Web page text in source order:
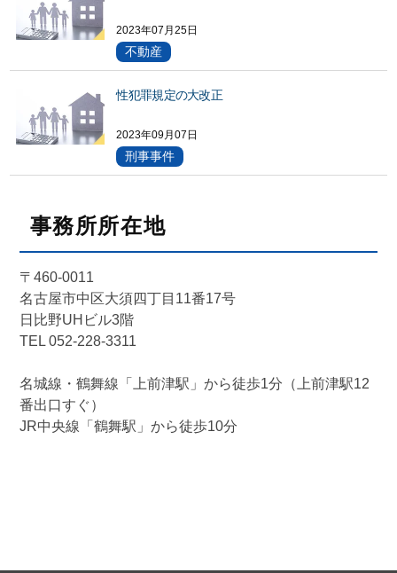
2023年07月25日
不動産
性犯罪規定の大改正
2023年09月07日
刑事事件
事務所所在地
〒460-0011
名古屋市中区大須四丁目11番17号
日比野UHビル3階
TEL 052-228-3311
名城線・鶴舞線「上前津駅」から徒歩1分（上前津駅12
番出口すぐ）
JR中央線「鶴舞駅」から徒歩10分